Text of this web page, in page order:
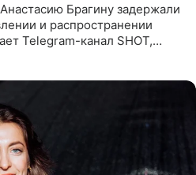
Брагину задержали
и распространении
Telegram-канал SHOT,